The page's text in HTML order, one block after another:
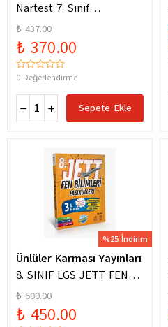
Nartest 7. Sınıf
Matematik Soru Hazinesi
₺ 437.00
₺ 370.00
0 Değerlendirme
Sepete Ekle
%25 İndirim
Ünlüler Karması Yayınları
8. SINIF LGS JETT FEN
BİLİMLERİ FASİKÜLLERİ
₺ 600.00
₺ 450.00